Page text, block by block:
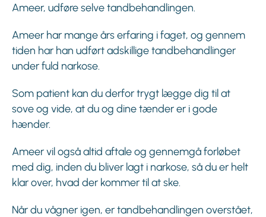
Ameer, udføre selve tandbehandlingen.
Ameer har mange års erfaring i faget, og gennem
tiden har han udført adskillige tandbehandlinger
under fuld narkose.
Som patient kan du derfor trygt lægge dig til at
sove og vide, at du og dine tænder er i gode
hænder.
Ameer vil også altid aftale og gennemgå forløbet
med dig, inden du bliver lagt i narkose, så du er helt
klar over, hvad der kommer til at ske.
Når du vågner igen, er tandbehandlingen overstået,